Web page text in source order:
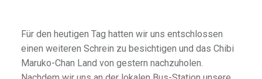
Für den heutigen Tag hatten wir uns entschlossen
einen weiteren Schrein zu besichtigen und das Chibi
Maruko-Chan Land von gestern nachzuholen.